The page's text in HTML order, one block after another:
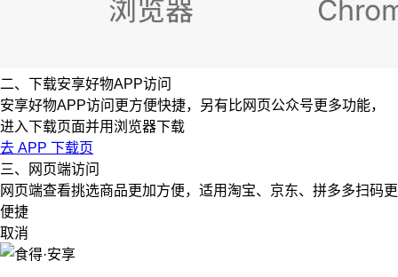
二、下载安享好物APP访问
安享好物APP访问更方便快捷，另有比网页公众号更多功能，
进入下载页面并用浏览器下载
去 APP 下载页
三、网页端访问
网页端查看挑选商品更加方便，适用淘宝、京东、拼多多扫码更
便捷
取消